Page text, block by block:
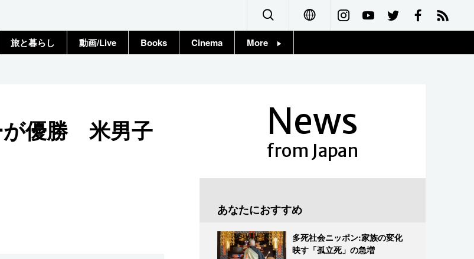
Français
旅と暮らし 動画/Live Books Cinema More
が優勝 米男子
News
from Japan
あなたにおすすめ
多死社会ニッポン:家族の変化
映す「孤立死」の急増